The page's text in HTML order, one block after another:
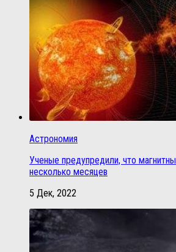
Астрономия
Ученые предупредили, что
несколько месяцев
5 Дек, 2022